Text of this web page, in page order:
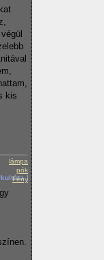
kis
lámpa
pók
Fény